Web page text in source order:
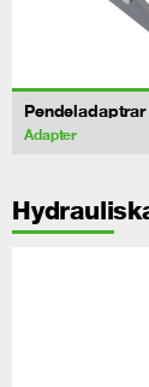
Pendeladaptrar
Adapter